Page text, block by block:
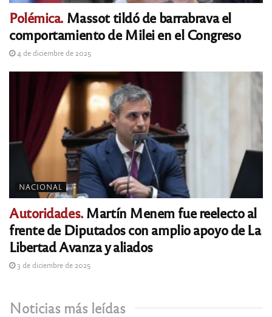
Polémica. Massot tildó de barrabrava el
comportamiento de Milei en el Congreso
4 de diciembre de 2025
NACIONAL
Autoridades.Martín Menem fue reelecto al
frente de Diputados con amplio apoyo de La
Libertad Avanza y aliados
3 de diciembre de 2025
Noticias más leídas